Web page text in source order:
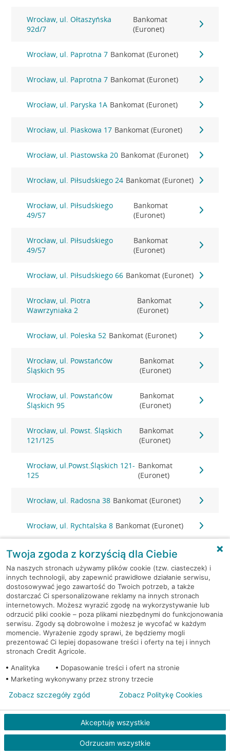
Wrocław, ul. Ołtaszyńska
92d/7
Bankomat
(Euronet)
Wrocław, ul. Paprotna 7 Bankomat (Euronet)
Wrocław, ul. Paprotna 7 Bankomat (Euronet)
Wrocław, ul. Paryska 1A Bankomat (Euronet)
Wrocław, ul. Piaskowa 17 Bankomat (Euronet)
Wrocław, ul. Piastowska 20 Bankomat (Euronet)
Wrocław, ul. Piłsudskiego 24 Bankomat (Euronet)
Wrocław, ul. Piłsudskiego
49/57
Bankomat
(Euronet)
Wrocław, ul. Piłsudskiego
49/57
Bankomat
(Euronet)
Wrocław, ul. Piłsudskiego 66 Bankomat (Euronet)
Wrocław, ul. Piotra
Wawrzyniaka 2
Bankomat
(Euronet)
Wrocław, ul. Poleska 52 Bankomat (Euronet)
Wrocław, ul. Powstańców
Śląskich 95
Bankomat
(Euronet)
Wrocław, ul. Powstańców
Śląskich 95
Bankomat
(Euronet)
Wrocław, ul. Powst. Śląskich
121/125
Bankomat
(Euronet)
Wrocław, ul.Powst.Śląskich 121-
125
Bankomat
(Euronet)
Wrocław, ul. Radosna 38 Bankomat (Euronet)
Wrocław, ul. Rychtalska 8 Bankomat (Euronet)
Wrocław, ul. Rynek 31/32 Bankomat (Euronet)
Wrocław, ul. Rynek 9/11 Bankomat (Euronet)
Wrocław, ul. Rynek 9/11 Bankomat (Euronet)
Wrocław, ul. Rynek 9/11 Bankomat (Euronet)
Wrocław, ul. Sarnia 2
Wrocław, ul. Sieradzka 7 Bankomat (Euronet)
Wrocław, ul. Skarbowców 84a Bankomat (Euronet)
Wrocław, ul. Ślężna 118 Bankomat (Euronet)
Wrocław, ul. Słubicka 18 Bankomat (Euronet)
Twoja zgoda z korzyścią dla Ciebie
Na naszych stronach używamy plików cookie (tzw. ciasteczek) i
innych technologii, aby zapewnić prawidłowe działanie serwisu,
dostosowywać jego zawartość do Twoich potrzeb, a także
dostarczać Ci spersonalizowane reklamy na innych stronach
internetowych. Możesz wyrazić zgodę na wykorzystywanie lub
odrzucić pliki cookie – poza plikami niezbędnymi do funkcjonowania
serwisu. Zgody są dobrowolne i możesz je wycofać w każdym
momencie. Wyrażenie zgody sprawi, że będziemy mogli
prezentować Ci lepiej dopasowane treści i oferty na tej i innych
stronach Credit Agricole.
Analityka
Dopasowanie treści i ofert na stronie
Marketing wykonywany przez strony trzecie
Akceptuję wszystkie
Odrzucam wszystkie
Zobacz szczegóły zgód Zobacz Politykę Cookies